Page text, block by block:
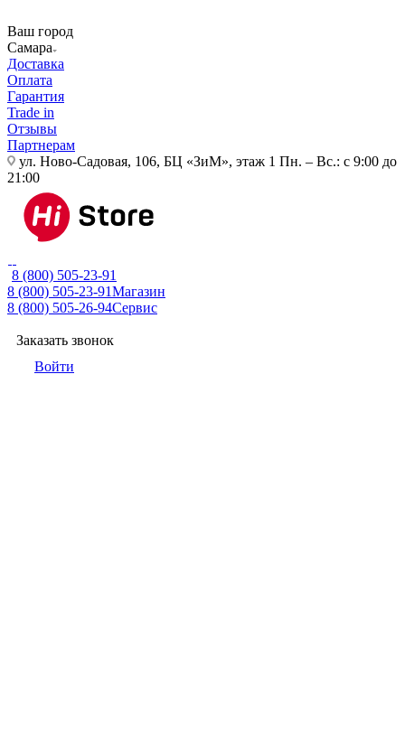
Ваш город
Самара
Доставка
Оплата
Гарантия
Trade in
Отзывы
Партнерам
ул. Ново-Садовая, 106, БЦ «ЗиМ», этаж 1 Пн. – Вс.: с 9:00 до
21:00
8 (800) 505-23-91
8 (800) 505-23-91Магазин
8 (800) 505-26-94Сервис
Заказать звонок
Войти